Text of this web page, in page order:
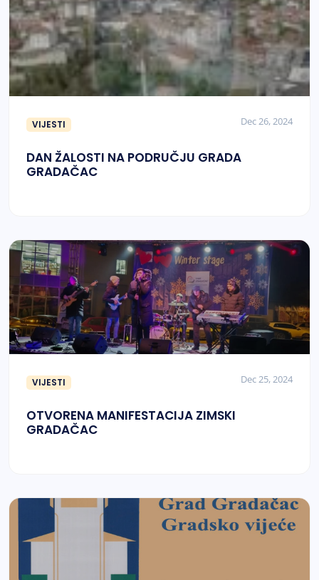
VIJESTI Dec 26, 2024
DAN ŽALOSTI NA PODRUČJU GRADA
GRADAČAC
VIJESTI Dec 25, 2024
OTVORENA MANIFESTACIJA ZIMSKI
GRADAČAC